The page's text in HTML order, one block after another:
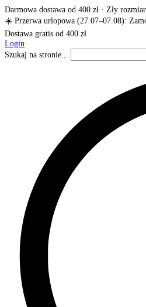
Darmowa dostawa od 400 zł · Zły
☀️ Przerwa urlopowa (27.07–07.08):
Dostawa gratis od 400 zł
Login
Szukaj na stronie...